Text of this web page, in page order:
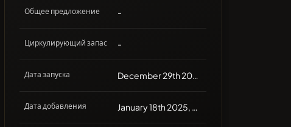
Общее предложение -
Циркулирующий запас -
Дата запуска December 29th 2024, 03:00
Дата добавления January 18th 2025, 01:21